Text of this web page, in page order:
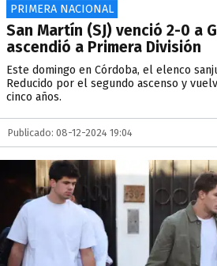
PRIMERA NACIONAL
San Martín (SJ) venció 2-0 a
ascendió a Primera División
Este domingo en Córdoba, el elenco
Reducido por el segundo ascenso y
cinco años.
Publicado: 08-12-2024 19:04